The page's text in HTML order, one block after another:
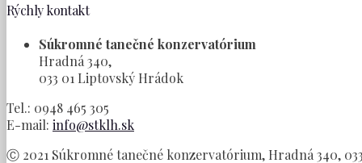
Rýchly kontakt
Súkromné tanečné konzervatórium
Hradná 340,
033 01 Liptovský Hrádok
Tel.: 0948 465 305
E-mail: info@stklh.sk
Ⓒ 2021 Súkromné tanečné konzervatórium, Hradná 340,